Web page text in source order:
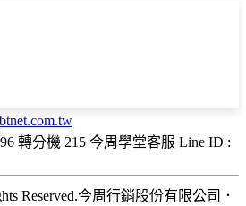
轉分機 215 今周學堂客服 Line ID :
Reserved.今周行銷股份有限公司 ．